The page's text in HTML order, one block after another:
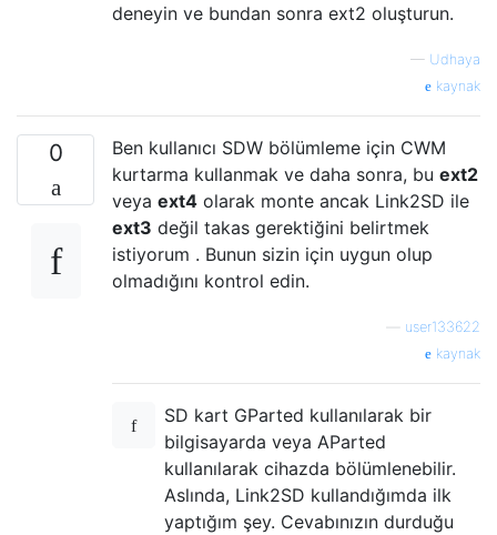
deneyin ve bundan sonra ext2 oluşturun.
— Udhaya
kaynak
0
Ben kullanıcı SDW bölümleme için CWM
kurtarma kullanmak ve daha sonra, bu ext2
veya ext4 olarak monte ancak Link2SD ile
ext3 değil takas gerektiğini belirtmek
istiyorum . Bunun sizin için uygun olup
olmadığını kontrol edin.
user133622
kaynak
SD kart GParted kullanılarak bir
bilgisayarda veya AParted
kullanılarak cihazda bölümlenebilir.
Aslında, Link2SD kullandığımda ilk
yaptığım şey. Cevabınızın durduğu